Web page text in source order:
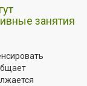
занятия